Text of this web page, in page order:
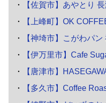
・
【佐賀市】あやとり
・
【上峰町】OK
・
【神埼市】こがわパ
・
【伊万里市】Cafe
・
【唐津市】
・
【多久市】Coffee